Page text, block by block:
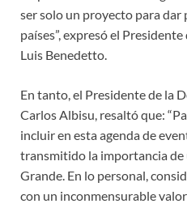
ser solo un proyecto para dar
países”, expresó el
Luis Benedetto.
En tanto, el Presidente de la
Carlos Albisu, resaltó que:
incluir en esta agenda de
transmitido la importancia de
Grande. En lo personal,
con un inconmensurable